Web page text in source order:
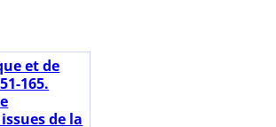
et de
165.
de la